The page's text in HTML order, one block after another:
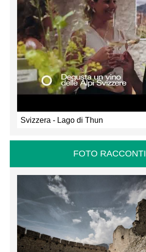
Svizzera - Lago di Thun
FOTO RACCONTI